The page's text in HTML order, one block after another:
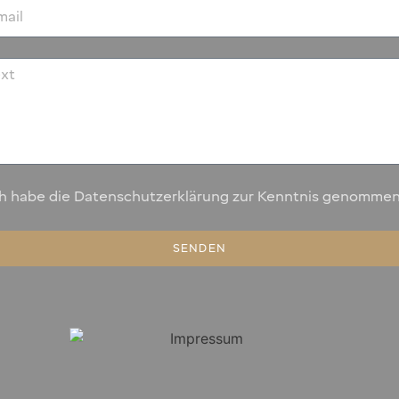
habe die Datenschutzerklärung zur Kenntnis
SENDEN